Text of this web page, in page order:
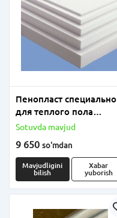
Пенопласт специально
для теплого пола
плотность от 18 до 25
Sotuvda mavjud
9 650 so'mdan
Mavjudligini
bilish
Xabar
yuborish